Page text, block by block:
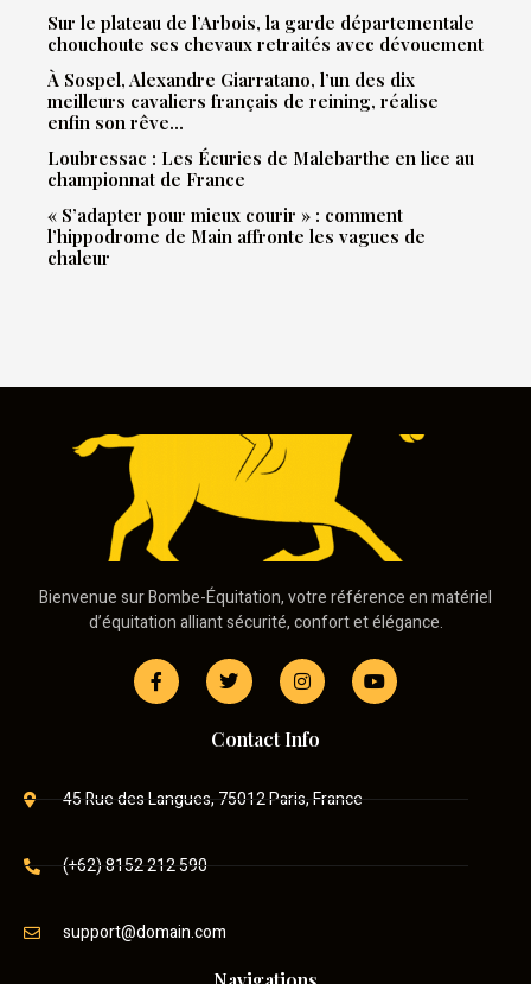
Sur le plateau de l’Arbois, la garde départementale
chouchoute ses chevaux retraités avec dévouement
À Sospel, Alexandre Giarratano, l’un des dix
meilleurs cavaliers français de reining, réalise
enfin son rêve…
Loubressac : Les Écuries de Malebarthe en lice au
championnat de France
« S’adapter pour mieux courir » : comment
l’hippodrome de Main affronte les vagues de
chaleur
Bienvenue sur Bombe-Équitation, votre référence en matériel
d’équitation alliant sécurité, confort et élégance.
Contact Info
45 Rue des Langues, 75012 Paris, France
(+62) 8152 212 590
support@domain.com